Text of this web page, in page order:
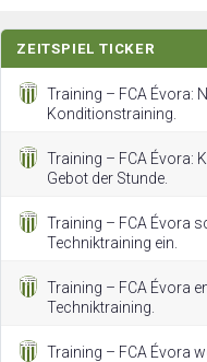
ZEITSPIEL TICKER
Training – FCA Évora:
Konditionstraining.
Training – FCA Évora:
Gebot der Stunde.
Training – FCA Évora
Techniktraining ein.
Training – FCA Évora
Techniktraining.
Training – FCA Évora